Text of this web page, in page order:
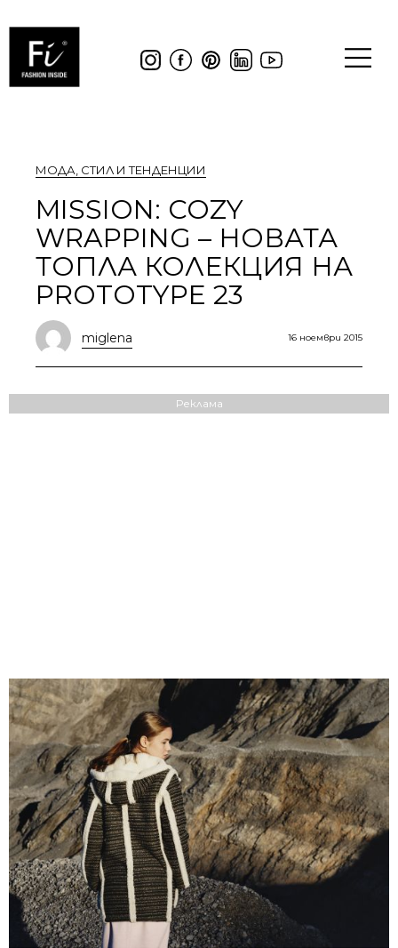
МОДА СТИЛ И ТЕНДЕНЦИИ
MISSION: COZY
WRAPPING – НОВАТА
ТОПЛА КОЛЕКЦИЯ НА
PROTOTYPE 23
miglena 16 ноември 2015
Реклама